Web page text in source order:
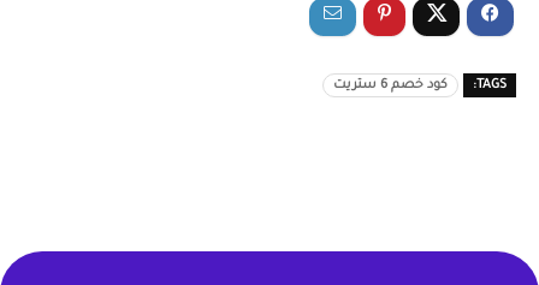
TAGS: كود خصم 6 ستريت